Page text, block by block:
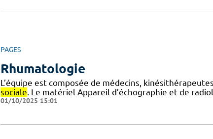
PAGES
Rhumatologie
L’équipe est composée de médecins,
sociale. Le matériel Appareil d’échographie et de
01/10/2025 15:01